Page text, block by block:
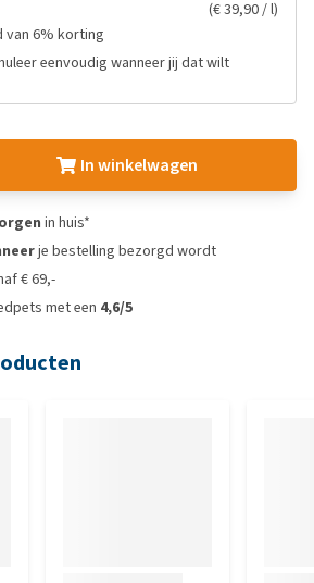
(€ 39,90 / l)
van 6% korting
eenvoudig wanneer jij dat wilt
In winkelwagen
in huis*
je bestelling bezorgd wordt
€ 69,-
met een 4,6/5